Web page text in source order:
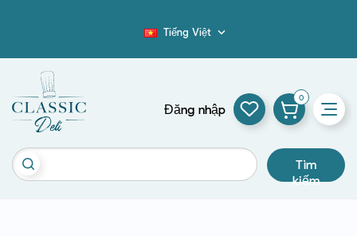
Tiếng Việt 
Tìm
kiếm
Đăng nhập
0